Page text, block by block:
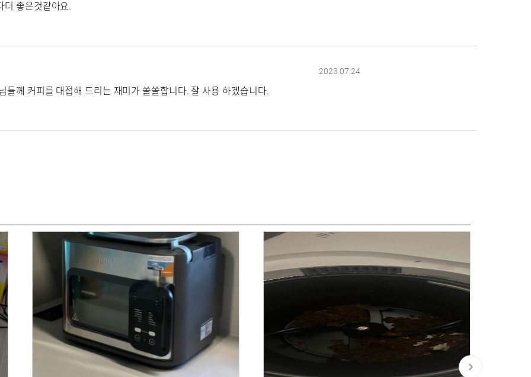
더 좋은것같아요.
2023.07.24
들께 커피를 대접해 드리는 재미가 쏠쏠합니다. 잘 사용 하겠습니다.